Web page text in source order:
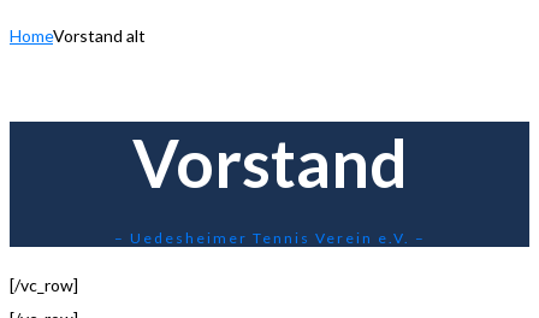
HomeVorstand alt
Vorstand
– Uedesheimer Tennis Verein e.V. –
[/vc_row]